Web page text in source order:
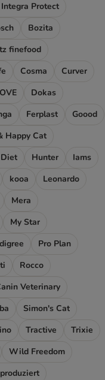
Protect
Bozita
finefood
Cosma
Curver
Dokas
Ferplast
Goood
Happy Cat
Hunter
Iams
kooa
Leonardo
Mera
My Star
Pro Plan
Rocco
Veterinary
Simon's Cat
Tractive
Trixie
Wild Freedom